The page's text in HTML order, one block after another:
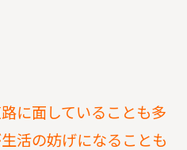
に面していることも多
活の妨げになることも